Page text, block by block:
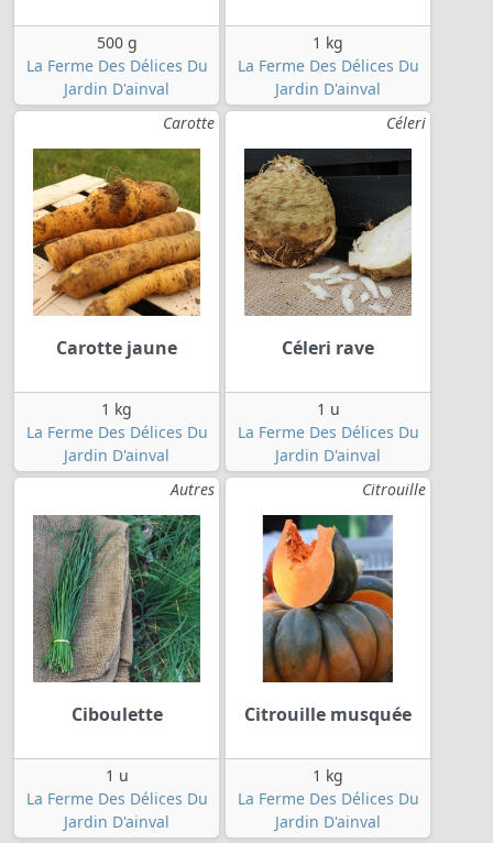
500 g
La Ferme Des Délices Du
Jardin D'ainval
1 kg
La Ferme Des Délices Du
Jardin D'ainval
Carotte
Carotte jaune
1 kg
La Ferme Des Délices Du
Jardin D'ainval
Céleri
Céleri rave
1 u
La Ferme Des Délices Du
Jardin D'ainval
Autres
Ciboulette
1 u
La Ferme Des Délices Du
Jardin D'ainval
Citrouille
Citrouille musquée
1 kg
La Ferme Des Délices Du
Jardin D'ainval